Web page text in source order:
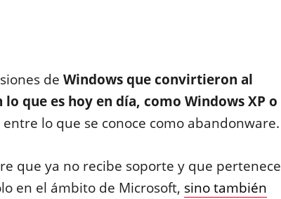
de Windows que convirtieron al
que es hoy en día, como Windows XP o
lo que se conoce como abandonware.
que ya no recibe soporte y que pertenece
en el ámbito de Microsoft, sino también